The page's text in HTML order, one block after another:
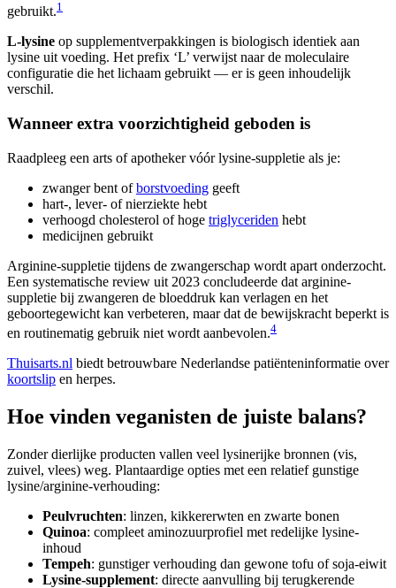
gebruikt.1
L-lysine op supplementverpakkingen is biologisch identiek aan
lysine uit voeding. Het prefix ‘L’ verwijst naar de moleculaire
configuratie die het lichaam gebruikt — er is geen inhoudelijk
verschil.
Wanneer extra voorzichtigheid geboden is
Raadpleeg een arts of apotheker vóór lysine-suppletie als je:
zwanger bent ofborstvoeding geeft
hart-, lever- of nierziekte hebt
verhoogd cholesterol of hoge triglyceriden hebt
medicijnen gebruikt
Arginine-suppletie tijdens de zwangerschap wordt apart onderzocht.
Een systematische review uit 2023 concludeerde dat arginine-
suppletie bij zwangeren de bloeddruk kan verlagen en het
geboortegewicht kan verbeteren, maar dat de bewijskracht beperkt is
en routinematig gebruik niet wordt aanbevolen.4
Thuisarts.nl biedt betrouwbare Nederlandse patiënteninformatie over
koortslip en herpes.
Hoe vinden veganisten de juiste balans?
Zonder dierlijke producten vallen veel lysinerijke bronnen (vis,
zuivel, vlees) weg. Plantaardige opties met een relatief gunstige
lysine/arginine-verhouding:
Peulvruchten: linzen, kikkererwten en zwarte bonen
Quinoa: compleet aminozuurprofiel met redelijke lysine-
inhoud
Tempeh: gunstiger verhouding dan gewone tofu of soja-eiwit
Lysine-supplement: directe aanvulling bij terugkerende